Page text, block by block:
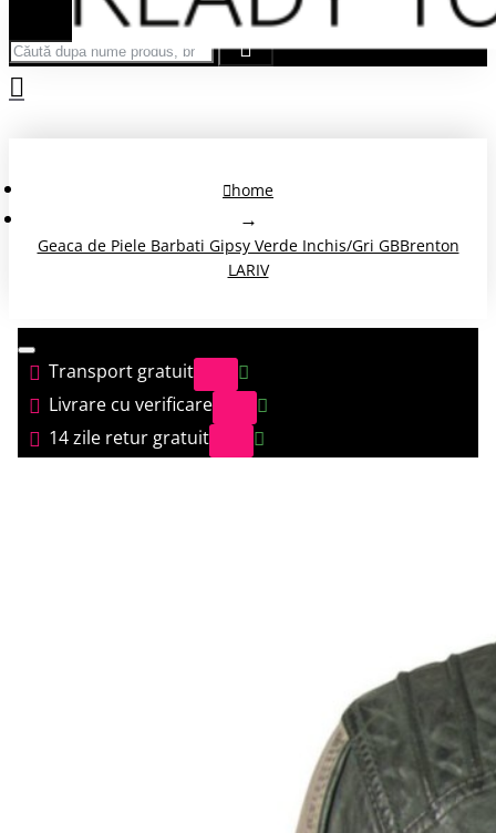
Căută după nume produs, brand...
home
Geaca de Piele Barbati Gipsy Verde Inchis/Gri GBBrenton
LARIV
Transport gratuit
Livrare cu verificare
14 zile retur gratuit